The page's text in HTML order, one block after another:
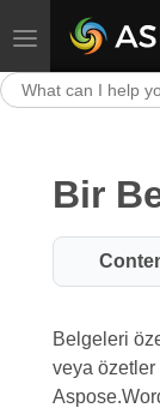
Toggle navigation
Bir
Belgeleri
veya özetler